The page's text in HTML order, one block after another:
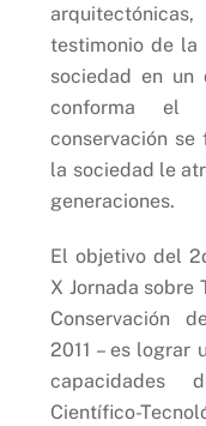
testimonio de la
sociedad en un
conforma el
conservación
la sociedad le
generaciones.
El objetivo del
X Jornada sobre
Conservación
2011 – es lograr
capacidades
Científico-